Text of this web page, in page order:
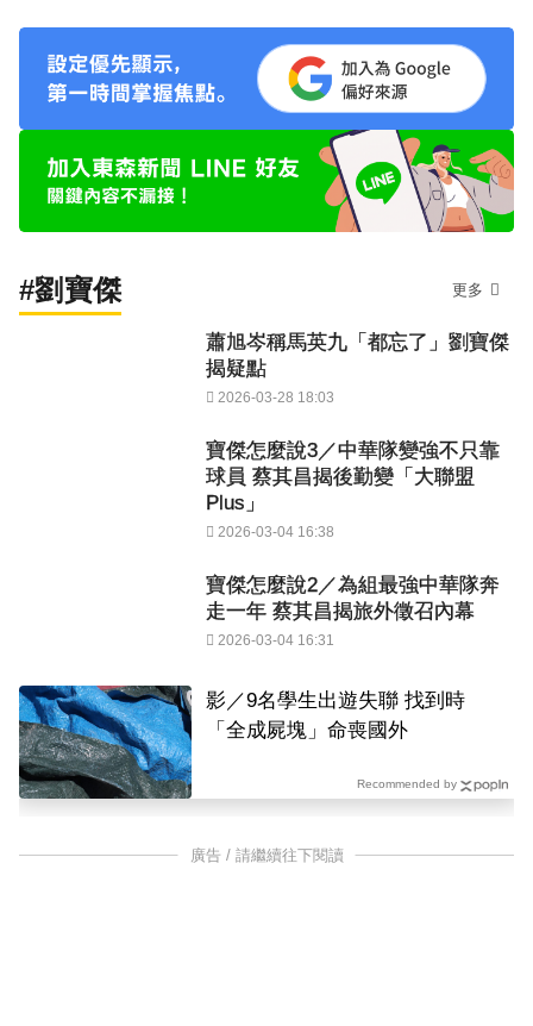
#劉寶傑 更多
蕭旭岑稱馬英九「都忘了」劉寶傑
揭疑點
2026-03-28 18:03
寶傑怎麼說3／中華隊變強不只靠
球員 蔡其昌揭後勤變「大聯盟
Plus」
2026-03-04 16:38
寶傑怎麼說2／為組最強中華隊奔
走一年 蔡其昌揭旅外徵召內幕
2026-03-04 16:31
影／9名學生出遊失聯 找到時
「全成屍塊」命喪國外
Recommended by
廣告 / 請繼續往下閱讀